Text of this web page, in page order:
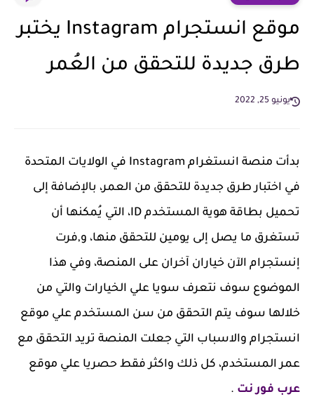
موقع انستجرام Instagram يختبر
طرق جديدة للتحقق من العُمر
يونيو 25, 2022
بدأت منصة انستغرام
Instagram في الولايات المتحدة
في اختبار طرق جديدة للتحقق من العمر، بالإضافة إلى
تحميل بطاقة هوية المستخدم ID، التي يُمكنها أن
تستغرق ما يصل إلى يومين للتحقق منها، و,فرت
إنستجرام الآن خياران آخران على المنصة، وفي هذا
الموضوع سوف نتعرف سويا علي الخيارات والتي من
خلالها سوف يتم التحقق من سن المستخدم علي موقع
انستجرام والاسباب التي جعلت المنصة تريد التحقق مع
عمر المستخدم، كل ذلك واكثر فقط حصريا علي موقع
عرب فور نت .